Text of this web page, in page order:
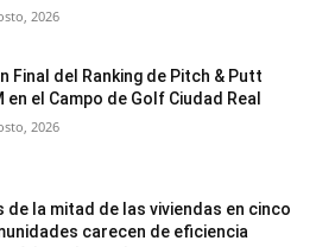
2026
Final del Ranking de Pitch & Putt
en el Campo de Golf Ciudad Real
2026
de la mitad de las viviendas en cinco
carecen de eficiencia